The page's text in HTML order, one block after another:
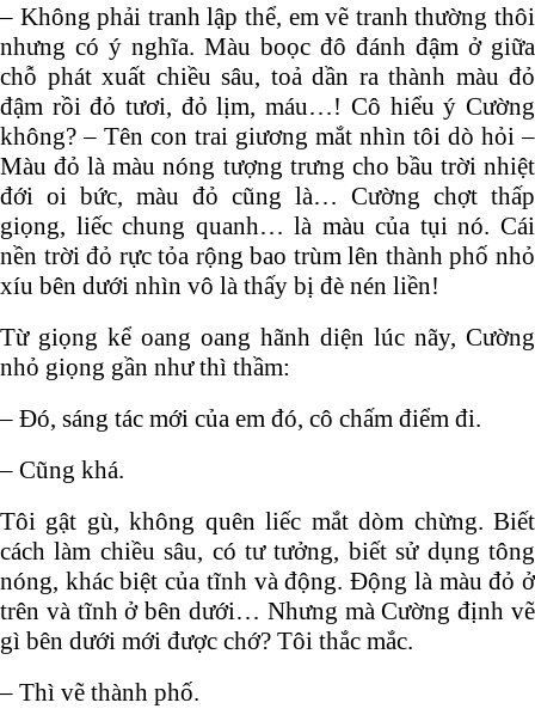
– Không phải tranh lập thể, em vẽ tranh thường thôi
nhưng có ý nghĩa. Màu boọc đô đánh đậm ở giữa
chỗ phát xuất chiều sâu, toả dần ra thành màu đỏ
đậm rồi đỏ tươi, đỏ lịm, máu…! Cô hiểu ý Cường
không? – Tên con trai giương mắt nhìn tôi dò hỏi –
Màu đỏ là màu nóng tượng trưng cho bầu trời nhiệt
đới oi bức, màu đỏ cũng là… Cường chợt thấp
giọng, liếc chung quanh… là màu của tụi nó. Cái
nền trời đỏ rực tỏa rộng bao trùm lên thành phố nhỏ
xíu bên dưới nhìn vô là thấy bị đè nén liền!
Từ giọng kể oang oang hãnh diện lúc nãy, Cường
nhỏ giọng gần như thì thầm:
– Đó, sáng tác mới của em đó, cô chấm điểm đi.
– Cũng khá.
Tôi gật gù, không quên liếc mắt dòm chừng. Biết
cách làm chiều sâu, có tư tưởng, biết sử dụng tông
nóng, khác biệt của tĩnh và động. Động là màu đỏ ở
trên và tĩnh ở bên dưới… Nhưng mà Cường định vẽ
gì bên dưới mới được chớ? Tôi thắc mắc.
– Thì vẽ thành phố.